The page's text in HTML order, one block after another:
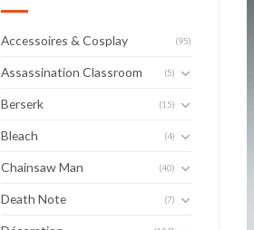
Accessoires & Cosplay (95)
Assassination Classroom (5)
Berserk (15)
Bleach (4)
Chainsaw Man (40)
Death Note (7)